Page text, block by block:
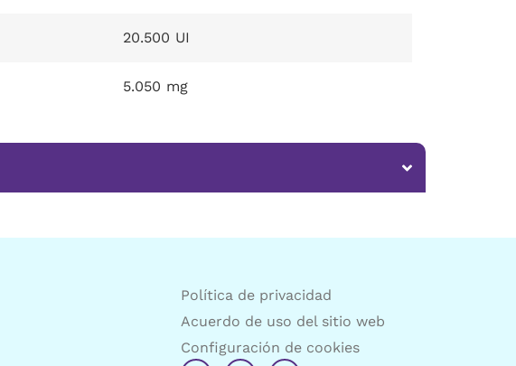
20.500 UI
5.050 mg
Política de privacidad
Acuerdo de uso del sitio web
Configuración de cookies